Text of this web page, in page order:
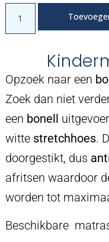
Opzoek naar een
Zoek dan niet
een bonell
witte stretchhoes.
doorgestikt, dus
afritsen waardoor
worden tot
Beschikbare